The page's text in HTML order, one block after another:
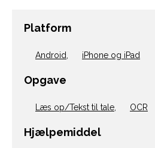
Platform
Android iPhone og iPad
Opgave
Læs op/Tekst til tale OCR
Hjælpemiddel